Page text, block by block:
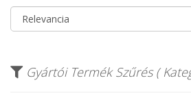
Gyártói Termék Szűrés (